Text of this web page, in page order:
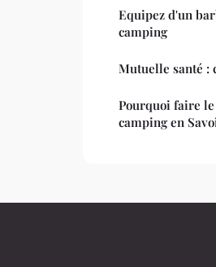
Equipez d'un
camping
Mutuelle santé :
Pourquoi faire le
camping en